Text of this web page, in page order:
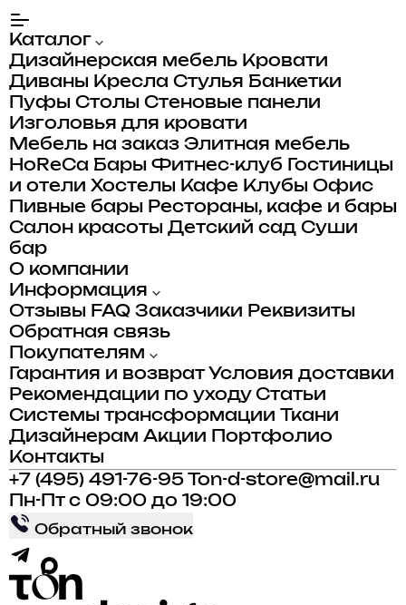
Каталог
Дизайнерская мебель Кровати
Диваны Кресла Стулья Банкетки
Пуфы Столы Стеновые панели
Изголовья для кровати
Мебель на заказ Элитная мебель
HoReCa Бары Фитнес-клуб
Гостиницы
и отели Хостелы Кафе Клубы Офис
Пивные бары Рестораны, кафе и бары
Салон красоты Детский сад Суши
бар
О компании
Информация
Отзывы FAQ Заказчики Реквизиты
Обратная связь
Покупателям
Гарантия и возврат Условия доставки
Рекомендации по уходу Статьи
Системы трансформации
Ткани
Дизайнерам Акции
Портфолио
Контакты
+7 (495) 491-76-95
Ton-d-store@mail.ru
Пн-Пт с 09:00 до 19:00
Обратный звонок